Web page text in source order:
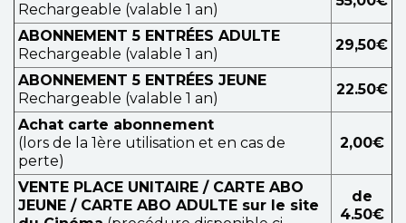
Rechargeable (valable 1 an)
ABONNEMENT 5 ENTRÉES ADULTE
Rechargeable (valable 1 an)
29,50€
ABONNEMENT 5 ENTRÉES JEUNE
Rechargeable (valable 1 an)
22.50€
Achat carte abonnement
(lors de la 1ère utilisation et en cas de
perte)
2,00€
VENTE PLACE UNITAIRE / CARTE ABO
JEUNE / CARTE ABO ADULTE sur le site
de
4.50€